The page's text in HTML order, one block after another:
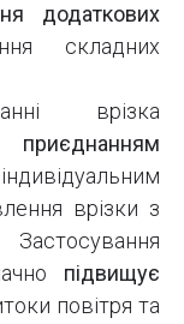
додаткових
складних
врізка
приєднанням
врізки з
підвищує
повітря та